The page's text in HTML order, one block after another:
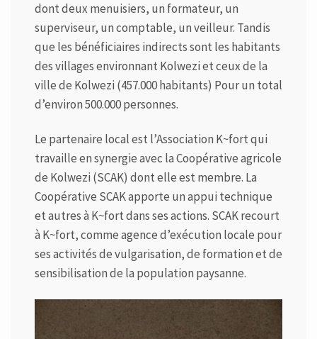
dont deux menuisiers, un formateur, un
superviseur, un comptable, un veilleur. Tandis
que les bénéficiaires indirects sont les habitants
des villages environnant Kolwezi et ceux de la
ville de Kolwezi (457.000 habitants) Pour un total
d’environ 500.000 personnes.
Le partenaire local est l’Association K~fort qui
travaille en synergie avec la Coopérative agricole
de Kolwezi (SCAK) dont elle est membre. La
Coopérative SCAK apporte un appui technique
et autres à K~fort dans ses actions. SCAK recourt
à K~fort, comme agence d’exécution locale pour
ses activités de vulgarisation, de formation et de
sensibilisation de la population paysanne.